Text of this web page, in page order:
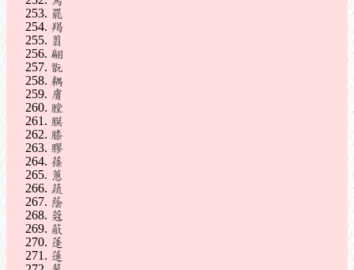
罷
羯
翦
翩
翫
耦
膚
膛
膜
膝
膠
蓧
蔥
蔬
蔭
蔻
蔽
蓬
蓮